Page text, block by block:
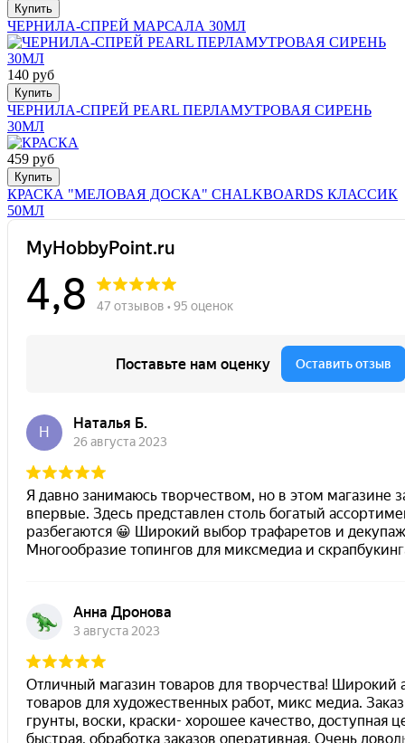
Купить
ЧЕРНИЛА-СПРЕЙ МАРСАЛА 30МЛ
140 руб
Купить
ЧЕРНИЛА-СПРЕЙ PEARL ПЕРЛАМУТРОВАЯ СИРЕНЬ
30МЛ
459 руб
Купить
КРАСКА "МЕЛОВАЯ ДОСКА" CHALKBOARDS КЛАССИК
50МЛ